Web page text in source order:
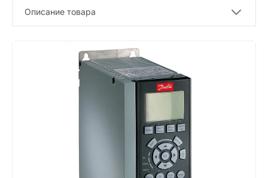
Описание товара